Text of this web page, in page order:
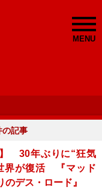
MENU
の記事
】 30年ぶりに“狂気
界が復活 『マッド
デス・ロード』